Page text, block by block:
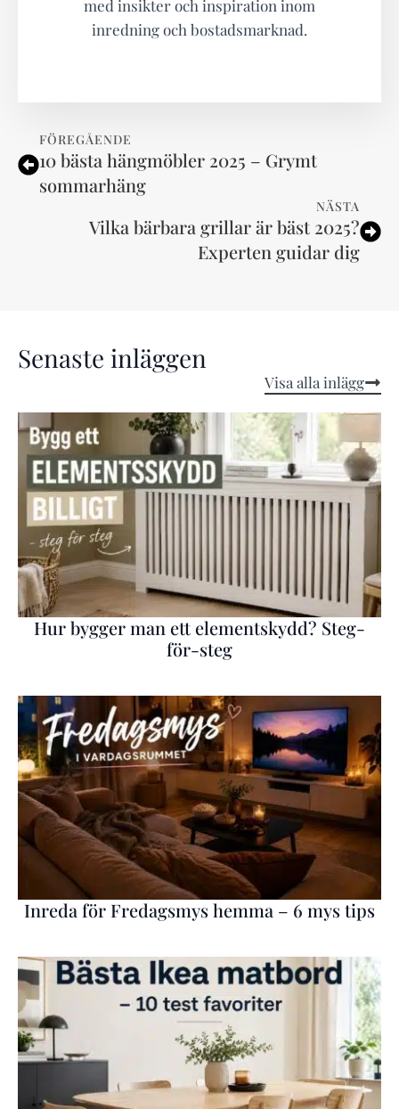
med insikter och inspiration inom
inredning och bostadsmarknad.
FÖREGÅENDE
10 bästa hängmöbler 2025 – Grymt
sommarhäng
NÄSTA
Vilka bärbara grillar är bäst 2025?
Experten guidar dig
Senaste inläggen
Visa alla inlägg
Hur bygger man ett elementskydd? Steg-
för-steg
Inreda för Fredagsmys hemma – 6 mys tips